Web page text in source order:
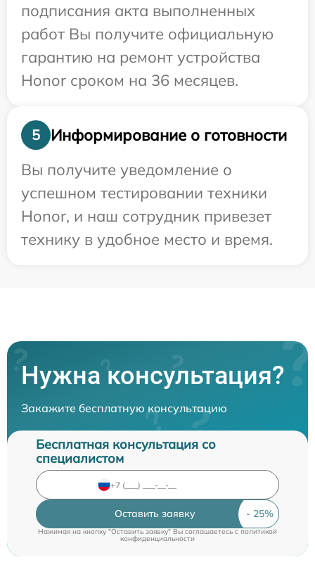
подписания акта выполненных
работ Вы получите официальную
гарантию на ремонт устройства
Honor сроком на 36 месяцев.
5
Информирование о готовности
Вы получите уведомление о
успешном тестировании техники
Honor, и наш сотрудник привезет
технику в удобное место и время.
Нужна консультация?
Закажите бесплатную консультацию
Бесплатная консультация со
специалистом
Оставить заявку
Нажимая на кнопку "Оставить заявку" Вы соглашаетесь c политикой
конфиденциальности